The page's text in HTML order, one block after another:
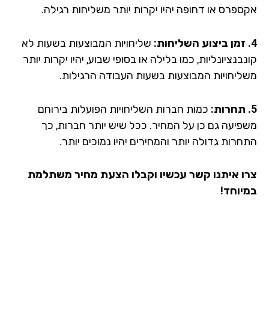
או דחופה יהיו יקרות יותר משליחות רגילה.
שליחויות המבוצעות בשעות לא
כמו בלילה או בסופי שבוע, יהיו יקרות יותר
המבוצעות בשעות העבודה הרגילות.
כמות חברות השליחויות הפועלות בירוחם
גם כן על המחיר. ככל שיש יותר חברות, כך
גדולה יותר והמחירים יהיו נמוכים יותר.
איתנו קשר עכשיו וקבלו הצעת מחיר משתלמת